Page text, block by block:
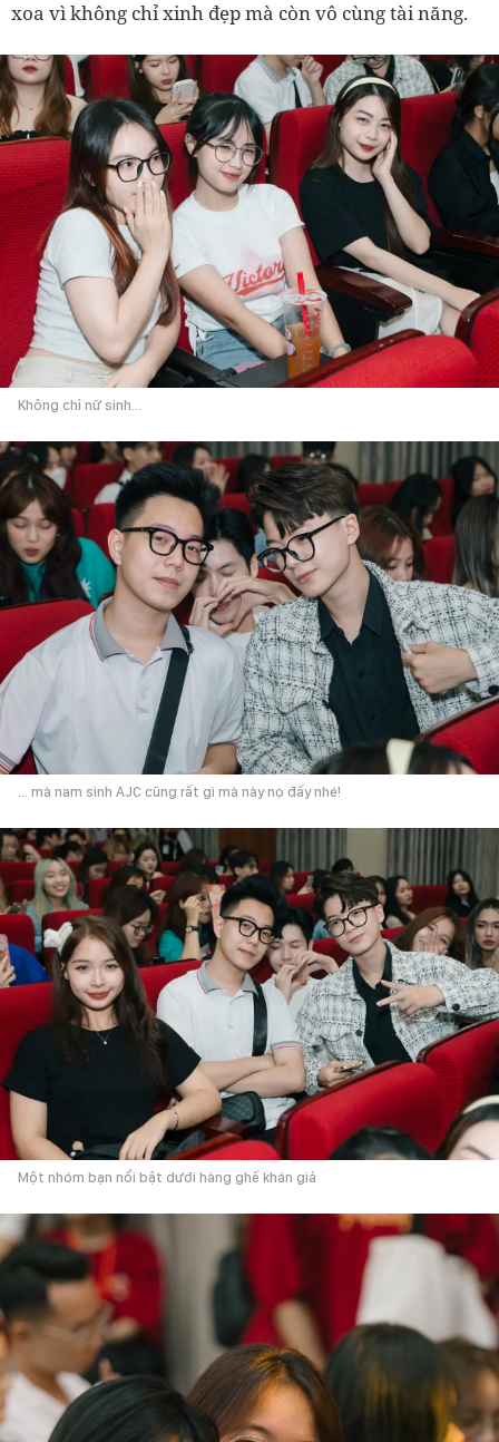
xoa vì không chỉ xinh đẹp mà còn vô cùng tài năng.
Không chỉ nữ sinh...
... mà nam sinh AJC cũng rất gì mà này nọ đấy nhé!
Một nhóm bạn nổi bật dưới hàng ghế khán giả